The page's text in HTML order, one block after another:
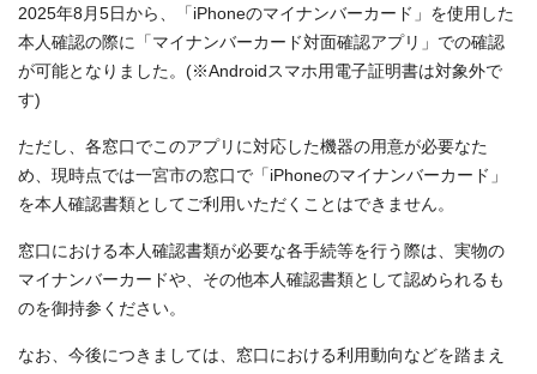
2025年8月5日から、「iPhoneのマイナンバーカード」を使用した
本人確認の際に「マイナンバーカード対面確認アプリ」での確認
が可能となりました。(※Androidスマホ用電子証明書は対象外で
す)
ただし、各窓口でこのアプリに対応した機器の用意が必要なた
め、現時点では一宮市の窓口で「iPhoneのマイナンバーカード」
を本人確認書類としてご利用いただくことはできません。
窓口における本人確認書類が必要な各手続等を行う際は、実物の
マイナンバーカードや、その他本人確認書類として認められるも
のを御持参ください。
なお、今後につきましては、窓口における利用動向などを踏まえ